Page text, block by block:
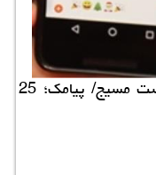
آنی تل: نخستین اس ام اس / تكست مسیج/ پیامك؛ 25